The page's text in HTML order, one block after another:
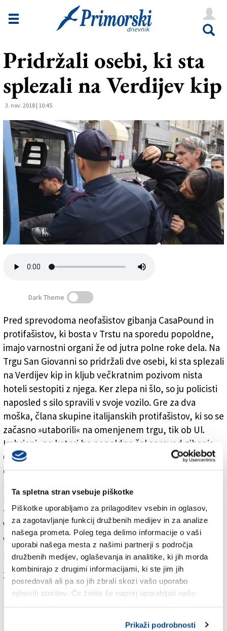
Ta spletna stran vsebuje piškotke
Piškotke uporabljamo za prilagoditev vsebin in oglasov,
za zagotavljanje funkcij družbenih medijev in za analize
našega prometa. Poleg tega delimo informacije o vaši
uporabi našega mesta z našimi partnerji s področja
družbenih medijev, oglaševanja in analitike, ki jih morda
kombinirajo z drugimi informacijami, ki ste jim jih
posredovali ali pa so jih zbrali skozi vašo uporabo
njihovih storitev. Če želite še naprej uporabljati našo
Prikaži podrobnosti
Novice
Goriška
Kultura
Šport
Še
Vreme
V Kioskih
Uredništvo
Oglasi
Založnik
Pridržali osebi, ki sta
splezali na Verdijev kip
3. nov. 2018 | 10:45
Pridržali osebi, ki sta splezali na Verdijev kip
Dark Theme
Pred sprevodoma neofašistov gibanja CasaPound in
protifašistov, ki bosta v Trstu na sporedu popoldne,
imajo varnostni organi že od jutra polne roke dela. Na
Trgu San Giovanni so pridržali dve osebi, ki sta splezali
na Verdijev kip in kljub večkratnim pozivom nista
hoteli sestopiti z njega. Ker zlepa ni šlo, so ju policisti
naposled s silo spravili v svoje vozilo. Gre za dva
moška, člana skupine italijanskih protifašistov, ki so se
začasno »utaborili« na omenjenem trgu, tik ob Ul.
Imbriani, po kateri bo popoldne šel sprevod gibanja
CasaPound. Šlo je za približno ducat oseb, nekatere
od teh so se bile privezale na ograjo, policisti pa so jih
megafonu vpila »pustite antifašiste«. Navzoči so bili
tudi karabinjerji.
Vse tamkajšnje ulice so medtem strogo zastražene,
veliko je vozil sil javnega reda, policija namešča
posebne premične ograje.
Za branje in pisanje komentarjevje potrebna prijava